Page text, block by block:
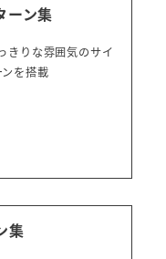
ーン集
きりな雰囲気のサイ
を搭載
集